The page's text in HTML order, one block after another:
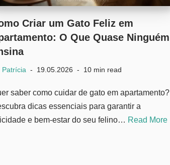
Criar um Gato Feliz em
O Que Quase Ninguém
Patrícia 19.05.2026 10 min read
saber como cuidar de gato em apartamento?
dicas essenciais para garantir a
e bem-estar do seu felino… Read More